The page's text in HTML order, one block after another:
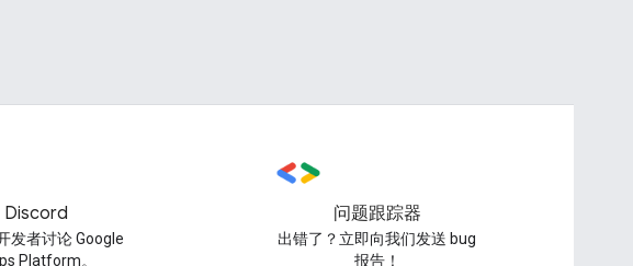
Discord
发者讨论 Google
Platform。
问题跟踪器
出错了？立即向我们发送 bug
报告！